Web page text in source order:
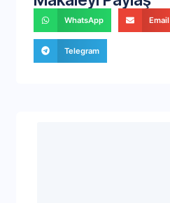
WhatsApp Email
Telegram